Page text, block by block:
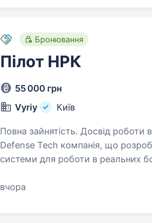
Бронювання
Пілот НРК
55 000 грн
Vyriy
Київ
Повна зайнятість. Досвід роботи від 1 року. Vyriy
Defense Tech компанія, що
системи для роботи в реальних
вчора